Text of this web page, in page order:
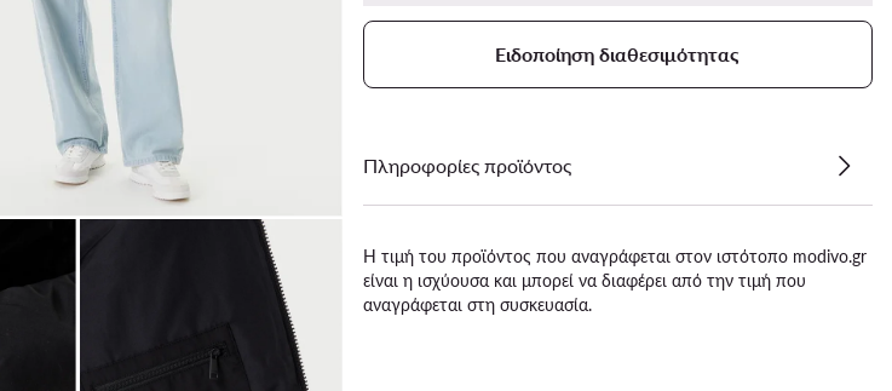
Ειδοποίηση διαθεσιμότητας
Πληροφορίες προϊόντος
Η τιμή του προϊόντος που αναγράφεται στον ιστότοπο modivo.gr
είναι η ισχύουσα και μπορεί να διαφέρει από την τιμή που
αναγράφεται στη συσκευασία.